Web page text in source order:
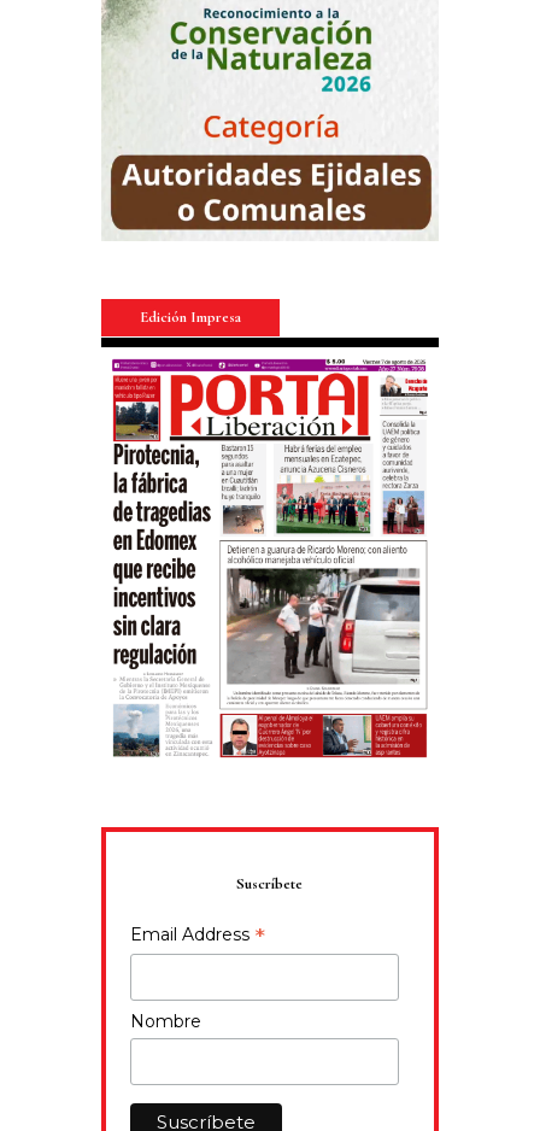
Edición Impresa
Suscríbete
Email Address *
Nombre